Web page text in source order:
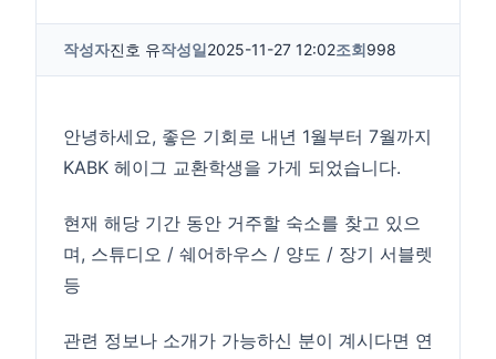
작성자진호 유작성일2025-11-27 12:02조회998
안녕하세요, 좋은 기회로 내년 1월부터 7월까지
KABK 헤이그 교환학생을 가게 되었습니다.
현재 해당 기간 동안 거주할 숙소를 찾고 있으
며, 스튜디오 / 쉐어하우스 / 양도 / 장기 서블렛
등
관련 정보나 소개가 가능하신 분이 계시다면 연